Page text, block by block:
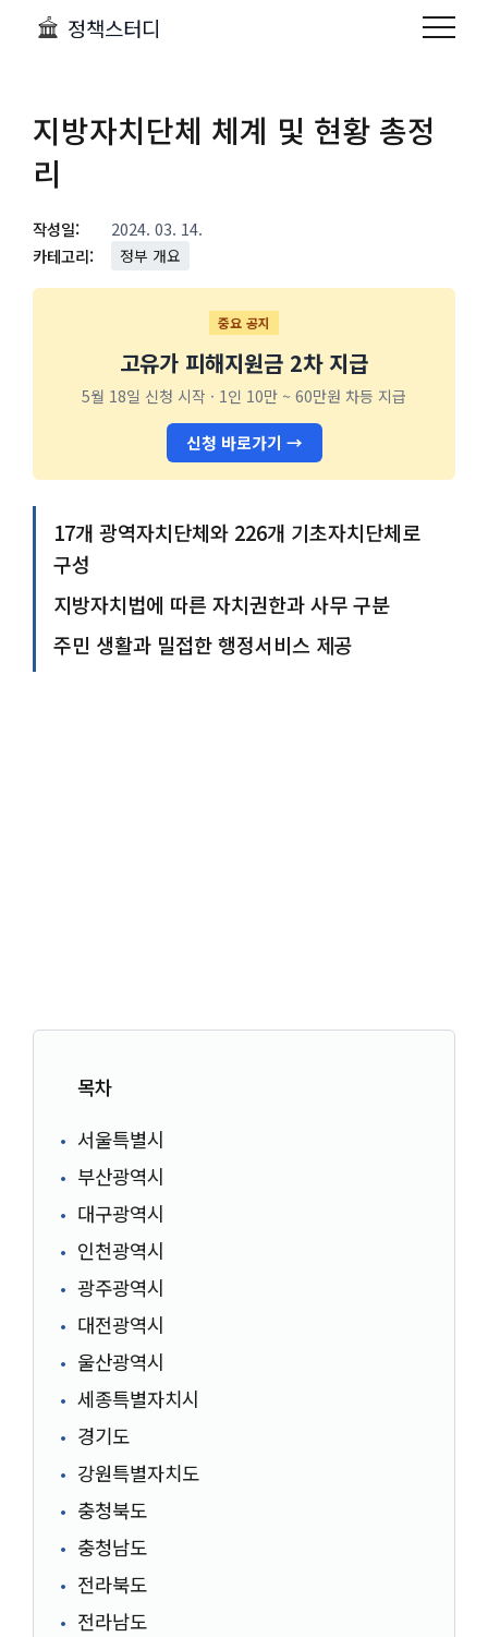
정책스터디
지방자치단체 체계 및 현황 총정
리
작성일:
2024. 03. 14.
카테고리:
정부 개요
중요 공지
고유가 피해지원금 2차 지급
5월 18일 신청 시작 · 1인 10만 ~ 60만원 차등 지급
신청 바로가기 →
17개 광역자치단체와 226개 기초자치단체로
구성
지방자치법에 따른 자치권한과 사무 구분
주민 생활과 밀접한 행정서비스 제공
목차
서울특별시
부산광역시
대구광역시
인천광역시
광주광역시
대전광역시
울산광역시
세종특별자치시
경기도
강원특별자치도
충청북도
충청남도
전라북도
전라남도